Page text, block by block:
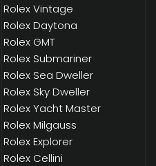
Rolex Vintage
Rolex Daytona
Rolex GMT
Rolex Submariner
Rolex Sea Dweller
Rolex Sky Dweller
Rolex Yacht Master
Rolex Milgauss
Rolex Explorer
Rolex Cellini